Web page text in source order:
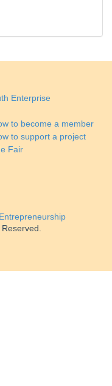
Enterprise
to become a member
to support a project
Fair